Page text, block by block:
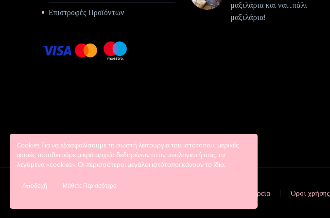
Επιστροφές Προϊόντων
μαξιλάρια και ναι...πάλι
μαξιλάρια!
Η εταιρεία Όροι χρήσης
Cookies Για να εξασφαλίσουμε τη σωστή λειτουργία του ιστότοπου, μερικές
φορές τοποθετούμε μικρά αρχεία δεδομένων στον υπολογιστή σας, τα
λεγόμενα «cookies». Οι περισσότεροι μεγάλοι ιστότοποι κάνουν το ίδιο.
Αποδοχή Μάθετε Περισσότερα